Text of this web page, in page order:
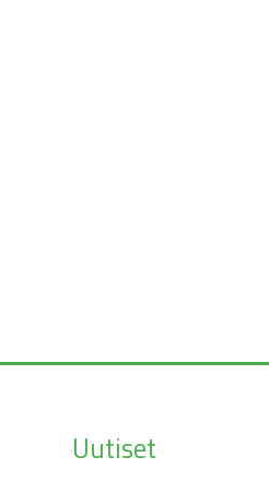
Uutiset